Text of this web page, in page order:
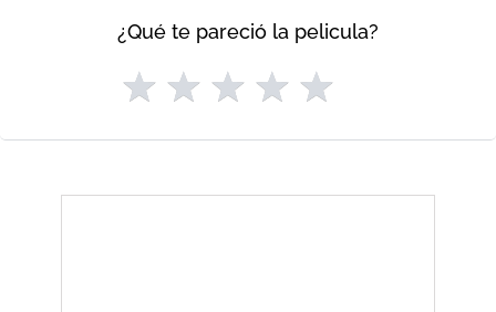
¿Qué te pareció la pelicula?